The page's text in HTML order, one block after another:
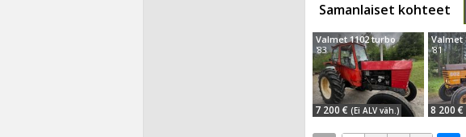
Samanlaiset kohteet
Valmet 1102 turbo
'83
7 200 € (Ei ALV väh.)
Valmet
'81
8 200 €